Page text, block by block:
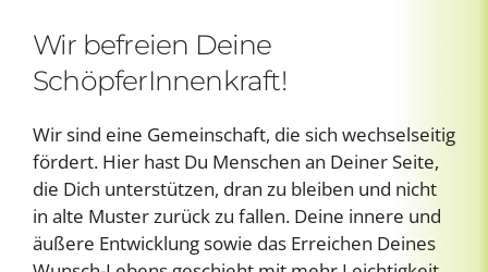
Wir befreien Deine
SchöpferInnenkraft!
Wir sind eine Gemeinschaft, die sich wechselseitig
fördert. Hier hast Du Menschen an Deiner Seite,
die Dich unterstützen, dran zu bleiben und nicht
in alte Muster zurück zu fallen. Deine innere und
äußere Entwicklung sowie das Erreichen Deines